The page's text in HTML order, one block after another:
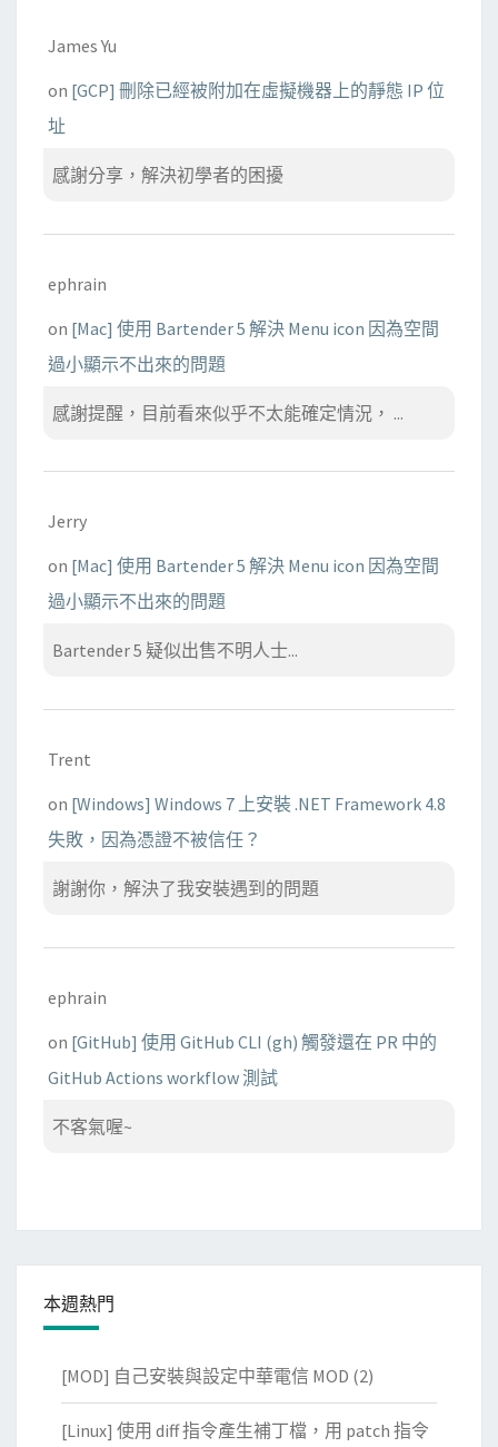
James Yu
on [GCP] 刪除已經被附加在虛擬機器上的靜態 IP 位
址
感謝分享，解決初學者的困擾
ephrain
on [Mac] 使用 Bartender 5 解決 Menu icon 因為空間
過小顯示不出來的問題
感謝提醒，目前看來似乎不太能確定情況， ...
Jerry
on [Mac] 使用 Bartender 5 解決 Menu icon 因為空間
過小顯示不出來的問題
Bartender 5 疑似出售不明人士...
Trent
on [Windows] Windows 7 上安裝 .NET Framework 4.8
失敗，因為憑證不被信任？
謝謝你，解決了我安裝遇到的問題
ephrain
on [GitHub] 使用 GitHub CLI (gh) 觸發還在 PR 中的
GitHub Actions workflow 測試
不客氣喔~
本週熱門
[MOD] 自己安裝與設定中華電信 MOD (2)
[Linux] 使用 diff 指令產生補丁檔，用 patch 指令